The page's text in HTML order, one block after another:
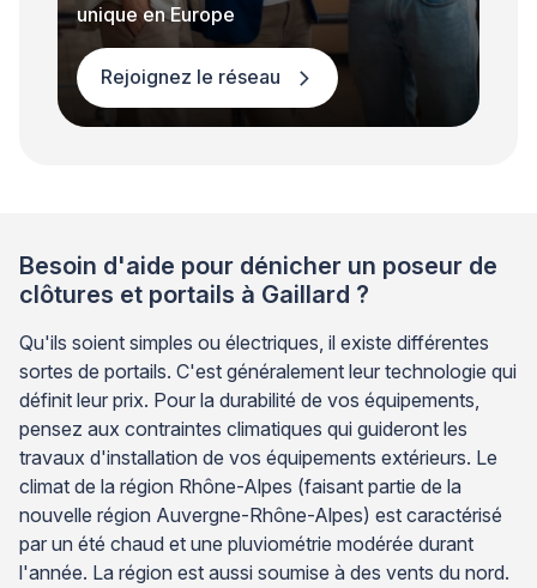
unique en Europe
Rejoignez le réseau
Besoin d'aide pour dénicher un poseur de
clôtures et portails à Gaillard ?
Qu'ils soient simples ou électriques, il existe différentes
sortes de portails. C'est généralement leur technologie qui
définit leur prix. Pour la durabilité de vos équipements,
pensez aux contraintes climatiques qui guideront les
travaux d'installation de vos équipements extérieurs. Le
climat de la région Rhône-Alpes (faisant partie de la
nouvelle région Auvergne-Rhône-Alpes) est caractérisé
par un été chaud et une pluviométrie modérée durant
l'année. La région est aussi soumise à des vents du nord.